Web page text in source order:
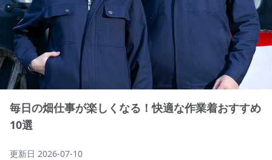
毎日の畑仕事が楽しくなる！快適な作業着おすすめ
10選
更新日 2026-07-10